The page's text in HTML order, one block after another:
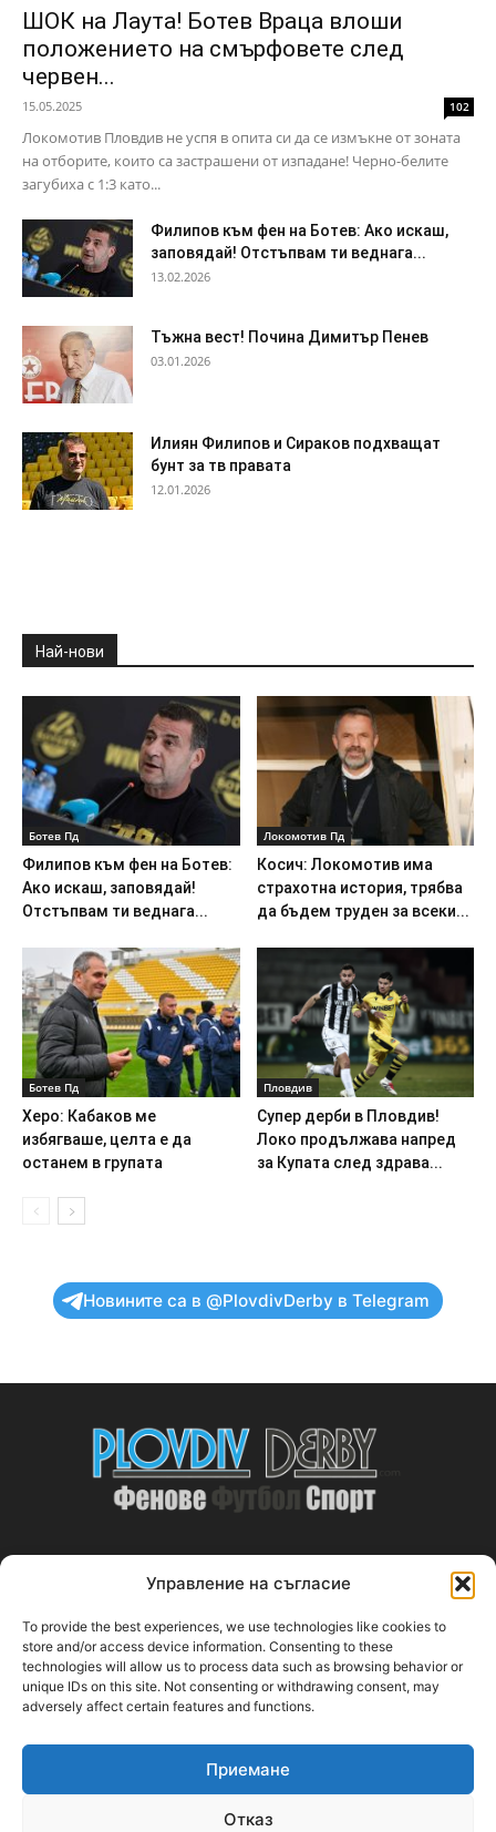
Управление на съгласие
To provide the best experiences, we use technologies like cookies to
store and/or access device information. Consenting to these
technologies will allow us to process data such as browsing behavior or
unique IDs on this site. Not consenting or withdrawing consent, may
adversely affect certain features and functions.
Приемане
Отказ
ШОК на Лаута! Ботев Враца влоши
положението на смърфовете след
червен...
15.05.2025 102
Локомотив Пловдив не успя в опита си да се измъкне от зоната
на отборите, които са застрашени от изпадане! Черно-белите
загубиха с 1:3 като...
Филипов към фен на Ботев: Ако искаш,
заповядай! Отстъпвам ти веднага...
13.02.2026
Тъжна вест! Почина Димитър Пенев
03.01.2026
Илиян Филипов и Сираков подхващат
бунт за тв правата
12.01.2026
Най-нови
Ботев Пд
Филипов към фен на Ботев:
Ако искаш, заповядай!
Отстъпвам ти веднага...
Локомотив Пд
Косич: Локомотив има
страхотна история, трябва
да бъдем труден за всеки...
Ботев Пд
Херо: Кабаков ме
избягваше, целта е да
останем в групата
Пловдив
Супер дерби в Пловдив!
Локо продължава напред
за Купата след здрава...
Новините са в @PlovdivDerby в Telegram
ABOUT US
PlovdivDerby.com е първата пловдивска изцяло футболна
медия!
Свържи се с нас:plovdivderby.com@gmail.com
FOLLOW US